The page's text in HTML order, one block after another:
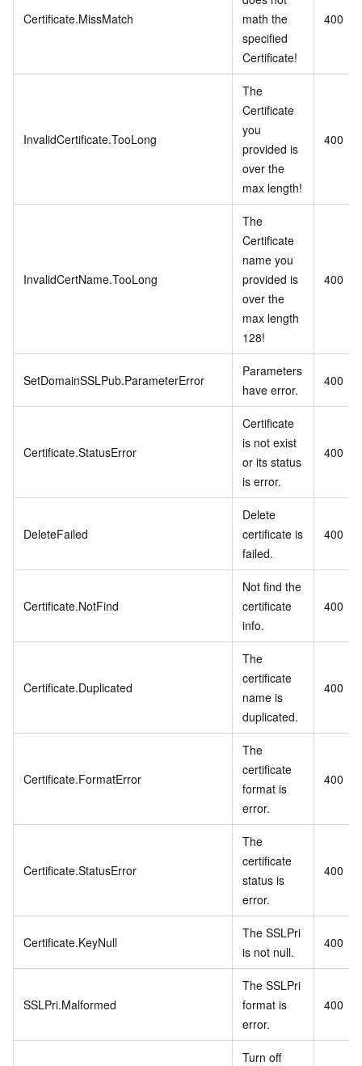
Certificate.MissMatch
math the
specified
Certificate!
400
InvalidCertificate.TooLong
The
Certificate
you
provided is
over the
max length!
400
InvalidCertName.TooLong
The
Certificate
name you
provided is
over the
max length
128!
400
SetDomainSSLPub.ParameterError
Parameters
have error.
400
Certificate.StatusError
Certificate
is not exist
or its status
is error.
400
DeleteFailed
Delete
certificate is
failed.
400
Certificate.NotFind
Not find the
certificate
info.
400
Certificate.Duplicated
The
certificate
name is
duplicated.
400
Certificate.FormatError
The
certificate
format is
error.
400
Certificate.StatusError
The
certificate
status is
error.
400
Certificate.KeyNull
The SSLPri
is not null.
400
SSLPri.Malformed
The SSLPri
format is
error.
400
Turn off